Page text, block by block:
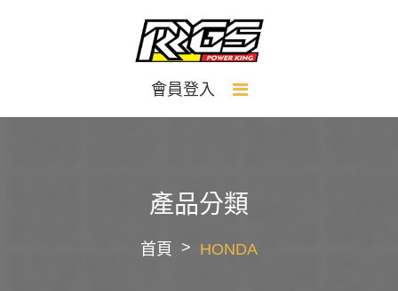
會員登入
產品分類
首頁 HONDA